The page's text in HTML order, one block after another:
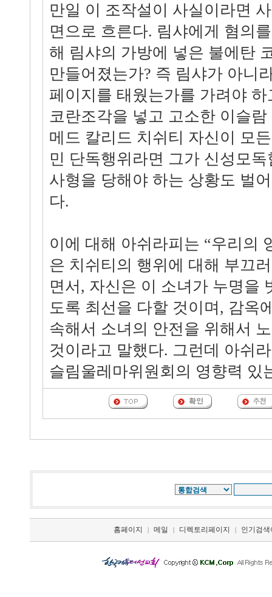
만일 이 조작설이 사실이라면
면으로 흐른다. 림샤에게 혐의
해 림샤의 가방에 넣은 불에탄
만들어졌는가? 즉 림샤가 아니
페이지를 태웠는가를 가려야
코란조각을 넣고 고소한 이슬
메드 칼리드 치쉬티 자신이 모
민 단독행위라면 그가 신성모
사형을 당해야 하는 상황도 벌
다.
이에 대해 아쉬라피는 “우리의
은 치쉬티의 행위에 대해 부끄
면서, 자신은 이 소녀가 누명을
도록 최선을 다할 것이며, 감옥
속해서 소녀의 안전을 위해서
것이라고 말했다. 그런데 아쉬
슬림울레마위원회의 영향력 있
홈페이지 | 메일 | 디렉토리페이지 | 인기검색